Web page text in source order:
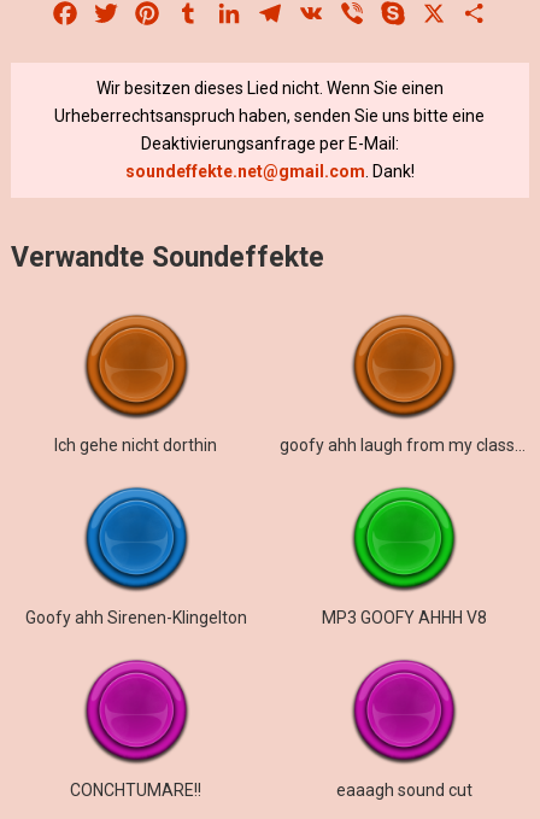
Facebook
Twitter PinterestTumblrLinkedInTelegram
VK Viber Skype
Wir besitzen dieses Lied nicht. Wenn Sie einen
Urheberrechtsanspruch haben, senden Sie uns bitte eine
Deaktivierungsanfrage per E-Mail:
soundeffekte.net@gmail.com . Dank!
Verwandte Soundeffekte
Ich gehe nicht dorthin
Goofy ahh Sirenen-Klingelton MP3 GOOFY AHHH V8
CONCHTUMARE!! eaaagh sound cut